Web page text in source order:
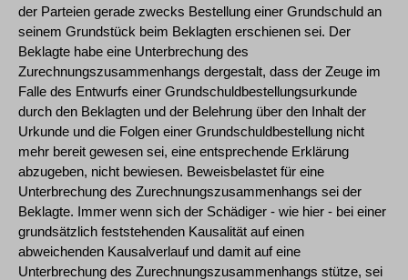
der Parteien gerade zwecks Bestellung einer Grundschuld an
seinem Grundstück beim Beklagten erschienen sei. Der
Beklagte habe eine Unterbrechung des
Zurechnungszusammenhangs dergestalt, dass der Zeuge im
Falle des Entwurfs einer Grundschuldbestellungsurkunde
durch den Beklagten und der Belehrung über den Inhalt der
Urkunde und die Folgen einer Grundschuldbestellung nicht
mehr bereit gewesen sei, eine entsprechende Erklärung
abzugeben, nicht bewiesen. Beweisbelastet für eine
Unterbrechung des Zurechnungszusammenhangs sei der
Beklagte. Immer wenn sich der Schädiger - wie hier - bei einer
grundsätzlich feststehenden Kausalität auf einen
abweichenden Kausalverlauf und damit auf eine
Unterbrechung des Zurechnungszusammenhangs stütze, sei